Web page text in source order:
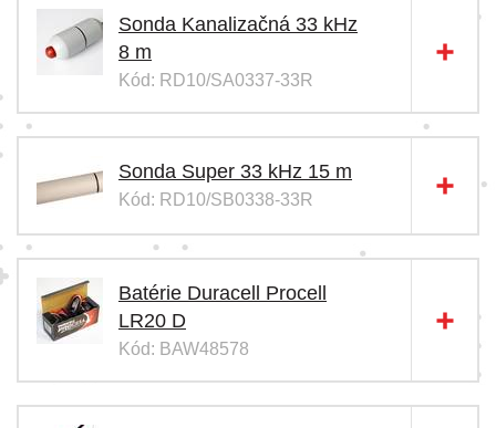
Sonda Kanalizačná 33 kHz
8 m
Kód: RD10/SA0337-33R
Sonda Super 33 kHz 15 m
Kód: RD10/SB0338-33R
Batérie Duracell Procell
LR20 D
Kód: BAW48578